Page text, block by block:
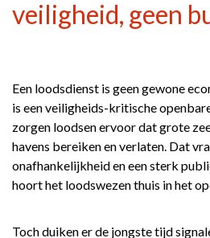
veiligheid, geen
Een loodsdienst is geen gewone
is een veiligheids-kritische
zorgen loodsen ervoor dat grote
havens bereiken en verlaten. Dat
onafhankelijkheid en een sterk
hoort het loodswezen thuis in het
Toch duiken er de jongste tijd